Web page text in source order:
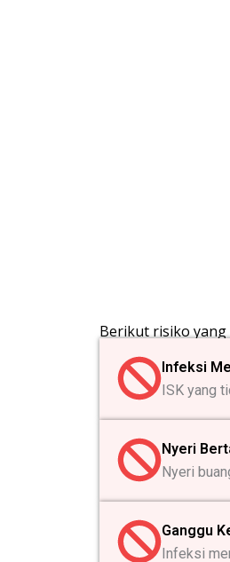
Berikut risiko
Infeksi
ISK yang
Nyeri
Nyeri
Ganggu
Infeksi